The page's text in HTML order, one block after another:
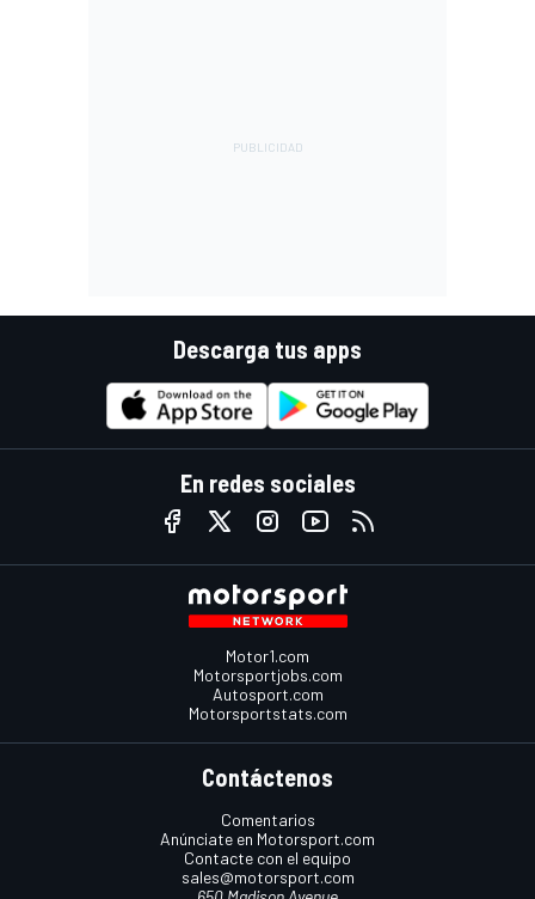
Descarga tus apps
En redes sociales
Motor1.com
Motorsportjobs.com
Autosport.com
Motorsportstats.com
Contáctenos
Comentarios
Anúnciate en Motorsport.com
Contacte con el equipo
sales@motorsport.com